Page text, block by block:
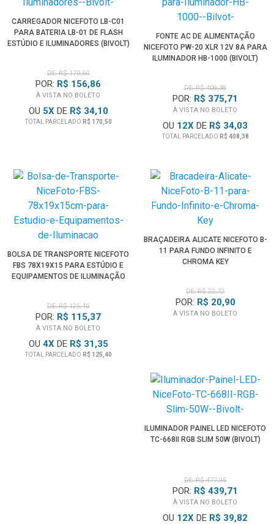
CARREGADOR NICEFOTO LB-C01
PARA BATERIA LB-01 DE FLASH
ESTÚDIO E ILUMINADORES (BIVOLT)
DE: R$ 170,50
POR: R$ 156,86
À VISTA NO BOLETO
OU 5XDE R$ 34,10
TOTAL PARCELADO R$ 170,50
FONTE AC DE ALIMENTAÇÃO
NICEFOTO PW-20 XLR 12V 8A PARA
ILUMINADOR HB-1000 (BIVOLT)
DE: R$ 408,38
POR: R$ 375,71
À VISTA NO BOLETO
OU 12X DE R$ 34,03
TOTAL PARCELADO R$ 408,38
BOLSA DE TRANSPORTE NICEFOTO
FBS 78X19X15 PARA ESTÚDIO E
EQUIPAMENTOS DE ILUMINAÇÃO
DE: R$ 125,40
POR: R$ 115,37
À VISTA NO BOLETO
OU 4XDE R$ 31,35
TOTAL PARCELADO R$ 125,40
BRAÇADEIRA ALICATE NICEFOTO B-
11 PARA FUNDO INFINITO E
CHROMA KEY
DE: R$ 22,72
POR: R$ 20,90
À VISTA NO BOLETO
ILUMINADOR PAINEL LED NICEFOTO
TC-668II RGB SLIM 50W (BIVOLT)
DE: R$ 477,95
POR: R$ 439,71
À VISTA NO BOLETO
OU 12X DE R$ 39,82